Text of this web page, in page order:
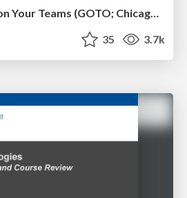
Refactoring Trust on Your Teams (GOTO; Chicago 2020)
35 3.7k